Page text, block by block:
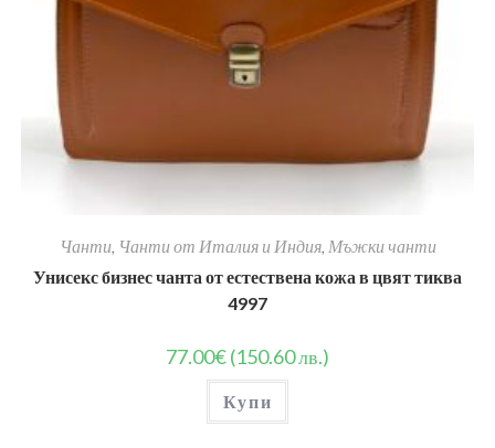
Чанти, Чанти от Италия и Индия, Мъжки чанти
Унисекс бизнес чанта от естествена кожа в цвят тиква
4997
77.00€(150.60 лв.)
Купи